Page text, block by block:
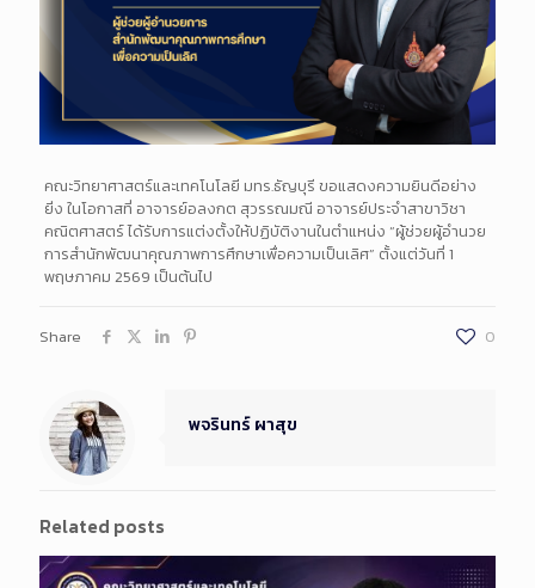
คณะวิทยาศาสตร์และเทคโนโลยี มทร.ธัญบุรี ขอแสดงความยินดีอย่าง
ยิ่ง ในโอกาสที่ อาจารย์อลงกต สุวรรณมณี อาจารย์ประจำสาขาวิชา
คณิตศาสตร์ ได้รับการแต่งตั้งให้ปฏิบัติงานในตำแหน่ง “ผู้ช่วยผู้อำนวย
การสำนักพัฒนาคุณภาพการศึกษาเพื่อความเป็นเลิศ” ตั้งแต่วันที่ 1
พฤษภาคม 2569 เป็นต้นไป
Share 0
พจรินทร์ ผาสุข
Related posts